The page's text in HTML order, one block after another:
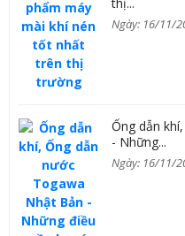
Ngày: 16/11/
Ống dẫn
- Những...
Ngày: 16/11/